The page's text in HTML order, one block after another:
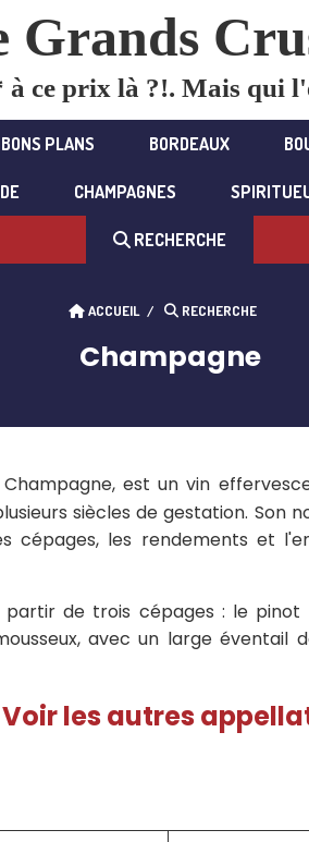
Grands
à ce prix là ?!. Mais qui
PLANS BORDEAUX
CHAMPAGNES
RECHERCHE
ACCUEIL RECHERCHE
Champagne
est un vin
siècles de gestation. Son
cépages, les rendements et
de trois cépages : le
avec un large éventail
Voir les autres